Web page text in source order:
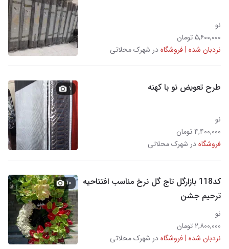
نو
۵,۶۰۰,۰۰۰ تومان
نردبان شده | فروشگاهدر شهرک محلاتی
طرح تعویض نو با کهنه
نو
۴,۴۰۰,۰۰۰ تومان
فروشگاهدر شهرک محلاتی
۱
کد118 بازارگل تاج گل نرخ مناسب افتتاحیه
ترحیم جشن
نو
۲,۸۰۰,۰۰۰ تومان
نردبان شده | فروشگاهدر شهرک محلاتی
۱۰